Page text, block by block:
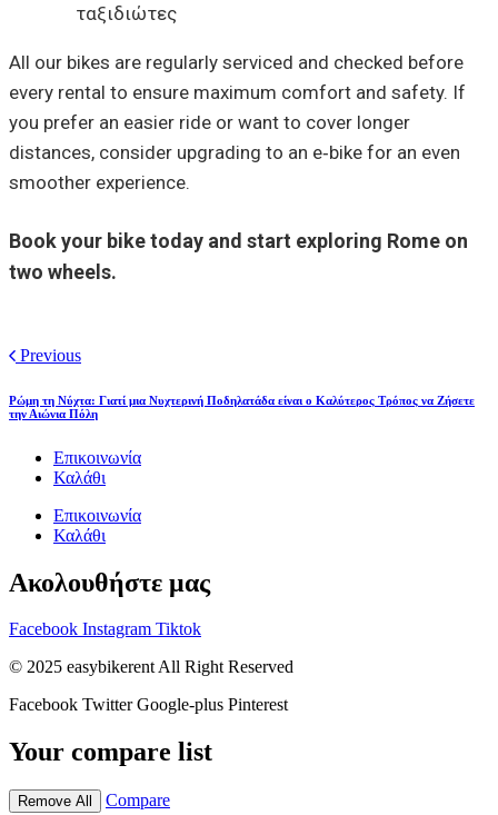
ταξιδιώτες
All our bikes are regularly serviced and checked before
every rental to ensure maximum comfort and safety. If
you prefer an easier ride or want to cover longer
distances, consider upgrading to an e‑bike for an even
smoother experience.
Book your bike today and start exploring Rome on
two wheels.
Previous
Ρώμη τη Νύχτα: Γιατί μια Νυχτερινή Ποδηλατάδα είναι ο Καλύτερος Τρόπος να Ζήσετε
την Αιώνια Πόλη
Επικοινωνία
Καλάθι
Επικοινωνία
Καλάθι
Ακολουθήστε μας
Facebook Instagram Tiktok
© 2025 easybikerent All Right Reserved
Facebook Twitter Google-plus Pinterest
Your compare list
Remove All
Compare